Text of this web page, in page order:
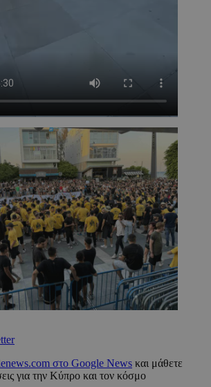
στο Google News και μάθετε
για την Κύπρο και τον κόσμο